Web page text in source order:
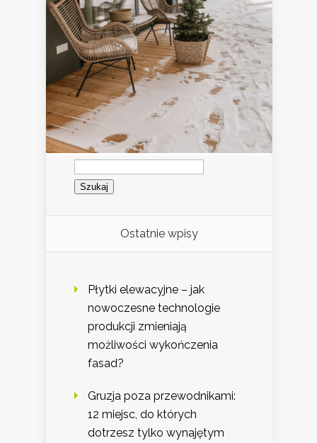
Szukaj:
Ostatnie wpisy
Płytki elewacyjne – jak
nowoczesne technologie
produkcji zmieniają
możliwości wykończenia
fasad?
Gruzja poza przewodnikami:
12 miejsc, do których
dotrzesz tylko wynajętym